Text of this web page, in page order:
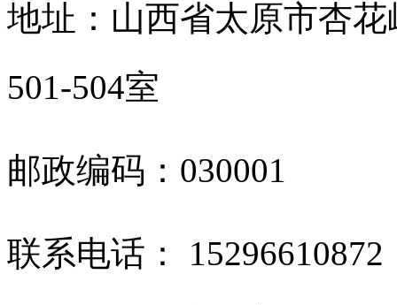
地址：山西省太原市杏
501-504室
邮政编码：030001
联系电话：